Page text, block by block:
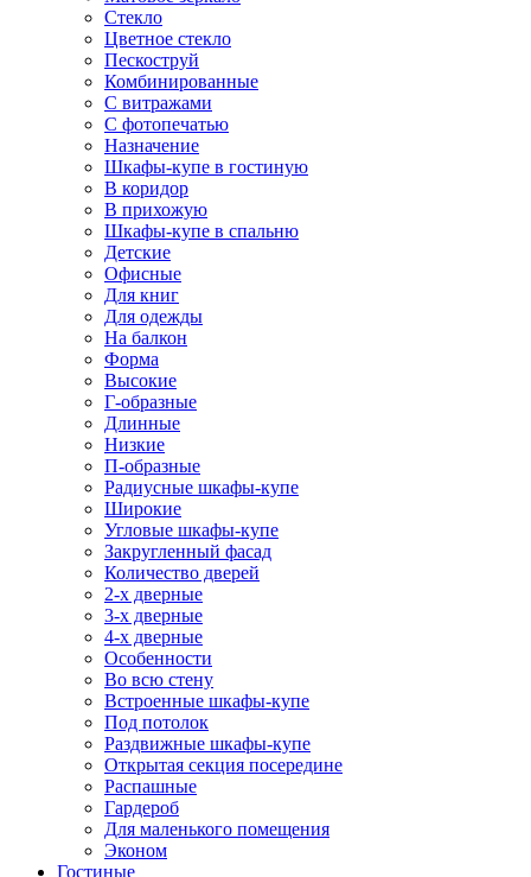
Стекло
Цветное стекло
Пескоструй
Комбинированные
С витражами
С фотопечатью
Назначение
Шкафы-купе в гостиную
В коридор
В прихожую
Шкафы-купе в спальню
Детские
Офисные
Для книг
Для одежды
На балкон
Форма
Высокие
Г-образные
Длинные
Низкие
П-образные
Радиусные шкафы-купе
Широкие
Угловые шкафы-купе
Закругленный фасад
Количество дверей
2-х дверные
3-х дверные
4-х дверные
Особенности
Во всю стену
Встроенные шкафы-купе
Под потолок
Раздвижные шкафы-купе
Открытая секция посередине
Распашные
Гардероб
Для маленького помещения
Эконом
Гостиные